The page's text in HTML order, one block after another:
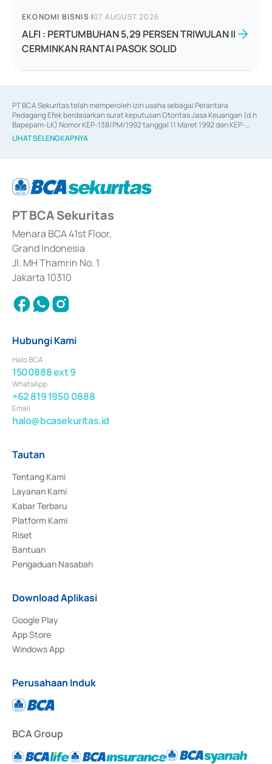
EKONOMI BISNIS |07 AUGUST 2026
ALFI : PERTUMBUHAN 5,29 PERSEN TRIWULAN II
CERMINKAN RANTAI PASOK SOLID
PT BCA Sekuritas telah memperoleh izin usaha sebagai Perantara
Pedagang Efek berdasarkan surat keputusan Otoritas Jasa Keuangan (d.h
Bapepam-LK) Nomor KEP-138/PM/1992 tanggal 11 Maret 1992 dan KEP-
06/D.04/2014 tanggal 28 Februari 2014, izin usaha sebagai Penjamin Emisi
Efek berdasarkan surat keputusan Otoritas Jasa Keuangan Nomor KEP-
berdasarkan surat keputusan Otoritas Jasa Keuangan Nomor S-
67/PM.21/2017 tanggal 3 Februari 2017, dan beberapa izin usaha lainnya
Sertifikat Deposito di Pasar Uang yang izinnya diterbitkan pada tahun 2017
dan izin usaha lainnya dari Bank Indonesia sebagai Lembaga Pendukung
Penerbitan, Transaksi, serta Penatausahaan dan Penyelesaian Transaksi
Surat Berharga Komersial yang izinnya diterbitkan pada tahun 2018.
LIHAT SELENGKAPNYA
PT BCA Sekuritas
Menara BCA 41st Floor,
Grand Indonesia
Jl. MH Thamrin No. 1
Jakarta 10310
Hubungi Kami
Halo BCA
1500888 ext 9
WhatsApp
+62 819 1950 0888
Email
halo@bcasekuritas.id
Tautan
Tentang Kami
Layanan Kami
Kabar Terbaru
Platform Kami
Riset
Bantuan
Pengaduan Nasabah
Download Aplikasi
Google Play
App Store
Windows App
Perusahaan Induk
BCA Group